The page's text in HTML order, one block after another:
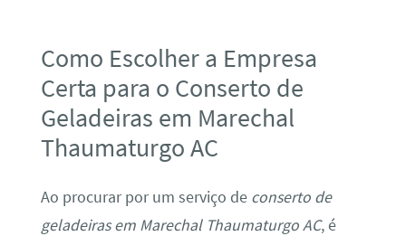
Como Escolher a Empresa
Certa para o Conserto de
Geladeiras em Marechal
Thaumaturgo AC
Ao procurar por um serviço de conserto de
geladeiras em Marechal Thaumaturgo AC, é